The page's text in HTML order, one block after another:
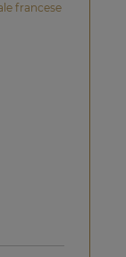
francese